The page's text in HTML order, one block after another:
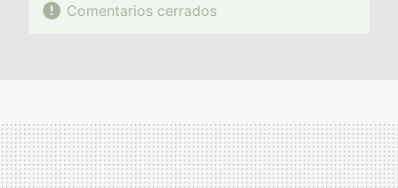
Comentarios cerrados